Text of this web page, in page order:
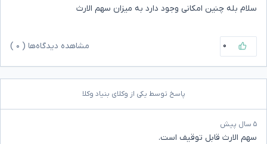
سلام بله چنین امکانی وجود دارد به میزان سهم الارث
۰ مشاهده دیدگاه‌ها ( ۰
پاسخ توسط یکی از وکلای بنیاد وکلا
۵ سال پیش
سهم الارث قابل توقیف است.